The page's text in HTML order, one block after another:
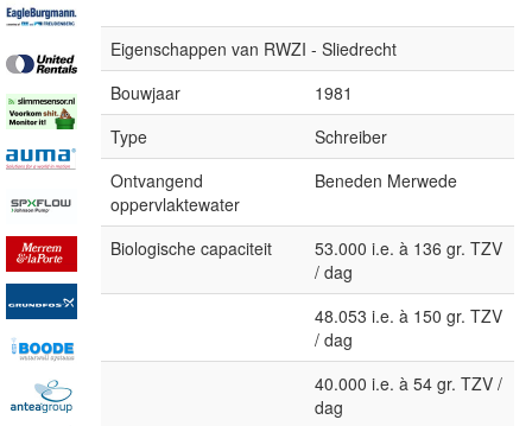
Eigenschappen van RWZI - Sliedrecht
Bouwjaar
1981
Type
Schreiber
Ontvangend
oppervlaktewater
Beneden Merwede
Biologische capaciteit
53.000 i.e. à 136 gr. TZV
/ dag
48.053 i.e. à 150 gr. TZV
/ dag
40.000 i.e. à 54 gr. TZV /
dag